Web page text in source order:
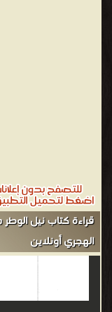
قراءة كتاب نيل
الهجري أونلاين